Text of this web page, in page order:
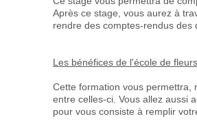
Après ce stage, vous aurez à
rendre des comptes-rendus des
Les bénéfices de l'école de
Cette formation vous permettra,
entre celles-ci. Vous allez aussi
pour vous consiste à remplir